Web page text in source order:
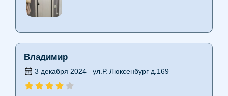
Владимир
3 декабря 2024 ул.Р. Люксенбург д.169